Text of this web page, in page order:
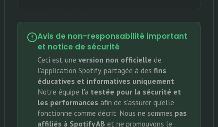
Avis de non-responsabilité important
et notice de sécurité
Ceci est une version non officielle de
l'application Spotify, partagée à des fins
éducatives et informatives uniquement.
Notre équipe l'a testée pour la sécurité et
les performances afin de s'assurer qu'elle
fonctionne comme décrit. Nous ne sommes pas
affiliés à Spotify AB et ne promouvons le